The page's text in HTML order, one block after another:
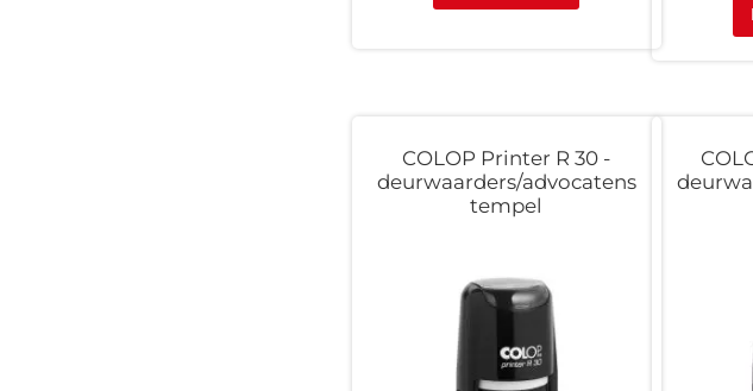
COLOP Printer R 30 -
deurwaarders/advocatens
tempel